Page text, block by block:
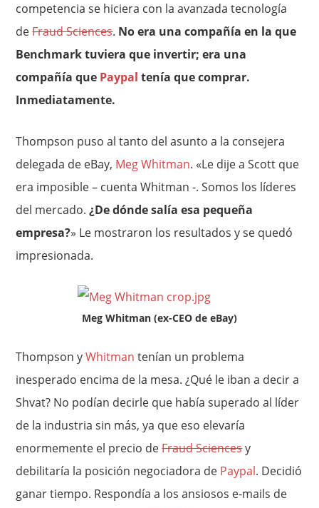
competencia se hiciera con la avanzada tecnología
deFraud Sciences. No era una compañía en la que
Benchmark tuviera que invertir; era una
compañía que Paypal tenía que comprar.
Inmediatamente.
Thompson puso al tanto del asunto a la consejera
delegada de eBay, Meg Whitman. «Le dije a Scott que
era imposible – cuenta Whitman -. Somos los líderes
del mercado.¿De dónde salía esa pequeña
empresa?» Le mostraron los resultados y se quedó
impresionada.
Meg Whitman (ex-CEO de eBay)
Thompson yWhitman tenían un problema
inesperado encima de la mesa. ¿Qué le iban a decir a
Shvat? No podían decirle que había superado al líder
de la industria sin más, ya que eso elevaría
enormemente el precio deFraud Sciencesy
debilitaría la posición negociadora de Paypal. Decidió
ganar tiempo. Respondía a los ansiosos e-mails de